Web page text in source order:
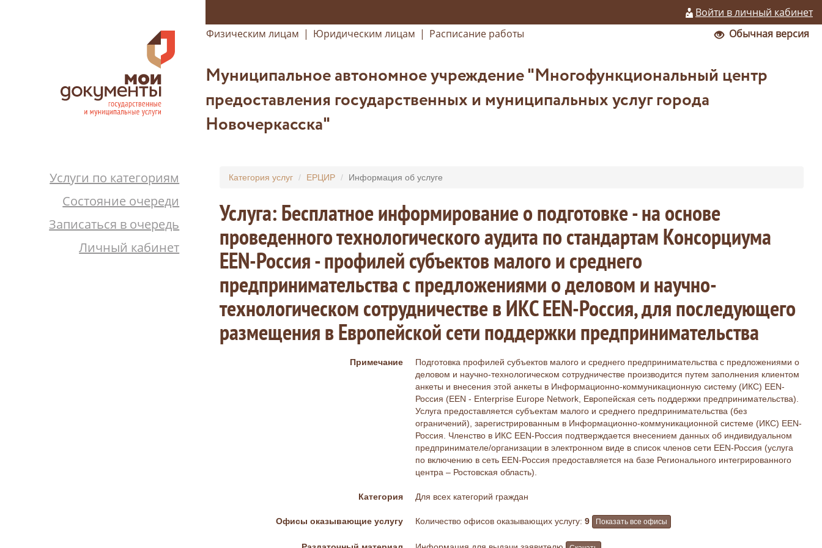
Войти в личный кабинет
Физическим лицам | Юридическим лицам | Расписание работы Обычная версия
Муниципальное автономное учреждение "Многофункциональный центр
предоставления государственных и муниципальных услуг города
Новочеркасска"
Услуги по категориям
Состояние очереди
Записаться в очередь
Личный кабинет
Категория услуг ЕРЦИР Информация об услуге
Услуга: Бесплатное информирование о подготовке - на основе
проведенного технологического аудита по стандартам Консорциума
EEN-Россия - профилей субъектов малого и среднего
предпринимательства с предложениями о деловом и научно-
технологическом сотрудничестве в ИКС EEN-Россия, для последующего
размещения в Европейской сети поддержки предпринимательства
Примечание
Подготовка профилей субъектов малого и среднего предпринимательства с предложениями о
деловом и научно-технологическом сотрудничестве производится путем заполнения клиентом
анкеты и внесения этой анкеты в Информационно-коммуникационную систему (ИКС) EEN-
Россия (EEN - Enterprise Europe Network, Европейская сеть поддержки предпринимательства).
Услуга предоставляется субъектам малого и среднего предпринимательства (без
ограничений), зарегистрированным в Информационно-коммуникационной системе (ИКС) EEN-
Россия. Членство в ИКС EEN-Россия подтверждается внесением данных об индивидуальном
предпринимателе/организации в электронном виде в список членов сети EEN-Россия (услуга
по включению в сеть EEN-Россия предоставляется на базе Регионального интегрированного
центра – Ростовская область).
Категория Для всех категорий граждан
Офисы оказывающие услугу Количество офисов оказывающих услугу: 9 Показать все офисы